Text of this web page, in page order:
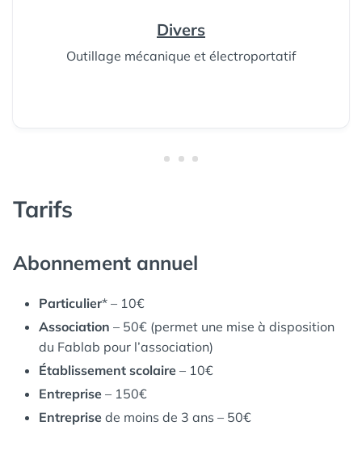
Divers
Outillage mécanique et électroportatif
Tarifs
Abonnement annuel
Particulier* – 10€
Association – 50€ (permet une mise à disposition
du Fablab pour l’association)
Établissement scolaire – 10€
Entreprise – 150€
Entreprise de moins de 3 ans – 50€